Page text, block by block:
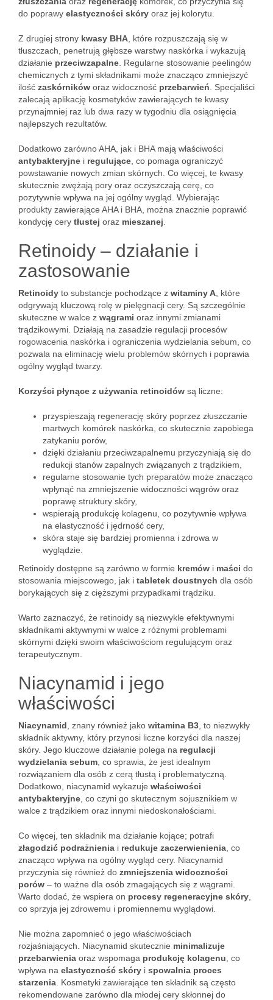
do poprawy elastyczności skóry oraz jej kolorytu.
Z drugiej strony kwasy BHA , które rozpuszczają się w
tłuszczach, penetrują głębsze warstwy naskórka i wykazują
działanie przeciwzapalne . Regularne stosowanie peelingów
chemicznych z tymi składnikami może znacząco zmniejszyć
ilość zaskórników oraz widoczność przebarwień . Specjaliści
zalecają aplikację kosmetyków zawierających te kwasy
przynajmniej raz lub dwa razy w tygodniu dla osiągnięcia
najlepszych rezultatów.
Dodatkowo zarówno AHA, jak i BHA mają właściwości
antybakteryjne i regulujące , co pomaga ograniczyć
powstawanie nowych zmian skórnych. Co więcej, te kwasy
skutecznie zwężają pory oraz oczyszczają cerę, co
pozytywnie wpływa na jej ogólny wygląd. Wybierając
produkty zawierające AHA i BHA, można znacznie poprawić
kondycję cery tłustej oraz mieszanej
Retinoidy – działanie i
zastosowanie
Retinoidy to substancje pochodzące z witaminy A , które
odgrywają kluczową rolę w pielęgnacji cery. Są szczególnie
skuteczne w walce z wągrami oraz innymi zmianami
trądzikowymi. Działają na zasadzie regulacji procesów
rogowacenia naskórka i ograniczenia wydzielania sebum, co
pozwala na eliminację wielu problemów skórnych i poprawia
ogólny wygląd twarzy.
Korzyści płynące z używania retinoidów są liczne:
przyspieszają regenerację skóry poprzez złuszczanie
martwych komórek naskórka, co skutecznie zapobiega
zatykaniu porów,
dzięki działaniu przeciwzapalnemu przyczyniają się do
redukcji stanów zapalnych związanych z trądzikiem,
regularne stosowanie tych preparatów może znacząco
wpłynąć na zmniejszenie widoczności wągrów oraz
poprawę struktury skóry,
wspierają produkcję kolagenu, co pozytywnie wpływa
na elastyczność i jędrność cery,
skóra staje się bardziej promienna i zdrowa w
wyglądzie.
Retinoidy dostępne są zarówno w formie kremów i maści do
stosowania miejscowego, jak i tabletek doustnych dla osób
borykających się z cięższymi przypadkami trądziku.
Warto zaznaczyć, że retinoidy są niezwykle efektywnymi
składnikami aktywnymi w walce z różnymi problemami
skórnymi dzięki swoim właściwościom regulującym oraz
terapeutycznym.
Niacynamid i jego
właściwości
Niacynamid , znany również jako witamina B3 , to niezwykły
składnik aktywny, który przynosi liczne korzyści dla naszej
skóry. Jego kluczowe działanie polega na regulacji
wydzielania sebum , co sprawia, że jest idealnym
rozwiązaniem dla osób z cerą tłustą i problematyczną.
Dodatkowo, niacynamid wykazuje właściwości
antybakteryjne , co czyni go skutecznym sojusznikiem w
walce z trądzikiem oraz innymi niedoskonałościami.
Co więcej, ten składnik ma działanie kojące; potrafi
złagodzić podrażnienia i redukuje zaczerwienienia , co
znacząco wpływa na ogólny wygląd cery. Niacynamid
przyczynia się również do zmniejszenia widoczności
porów – to ważne dla osób zmagających się z wągrami.
Warto dodać, że wspiera on procesy regeneracyjne skóry
co sprzyja jej zdrowemu i promiennemu wyglądowi.
Nie można zapomnieć o jego właściwościach
rozjaśniających. Niacynamid skutecznie minimalizuje
przebarwienia oraz wspomaga produkcję kolagenu , co
wpływa na elastyczność skóry i spowalnia proces
starzenia . Kosmetyki zawierające ten składnik są często
rekomendowane zarówno dla młodej cery skłonnej do